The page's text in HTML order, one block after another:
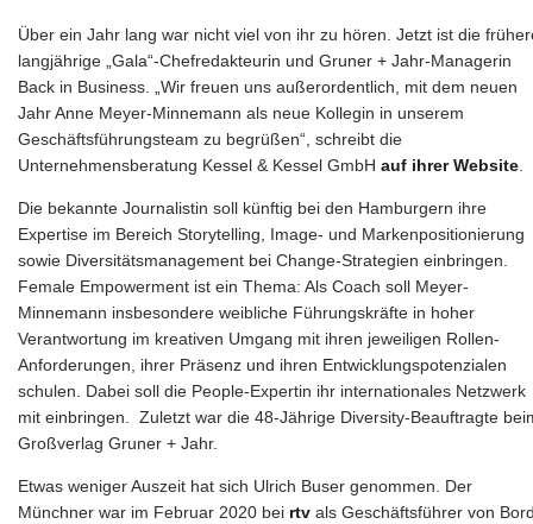
Über ein Jahr lang war nicht viel von ihr zu hören. Jetzt ist die
langjährige „Gala“-Chefredakteurin und Gruner + Jahr-Managerin
Back in Business. „Wir freuen uns außerordentlich, mit dem neuen
Jahr Anne Meyer-Minnemann als neue Kollegin in unserem
Geschäftsführungsteam zu begrüßen“, schreibt die
Unternehmensberatung Kessel & Kessel GmbH auf ihrer Website.
Die bekannte Journalistin soll künftig bei den Hamburgern ihre
Expertise im Bereich Storytelling, Image- und Markenpositionierung
sowie Diversitätsmanagement bei Change-Strategien einbringen.
Female Empowerment ist ein Thema: Als Coach soll Meyer-
Minnemann insbesondere weibliche Führungskräfte in hoher
Verantwortung im kreativen Umgang mit ihren jeweiligen Rollen-
Anforderungen, ihrer Präsenz und ihren Entwicklungspotenzialen
schulen. Dabei soll die People-Expertin ihr internationales Netzwerk
mit einbringen. Zuletzt war die 48-Jährige Diversity-Beauftragte
Großverlag Gruner + Jahr.
Etwas weniger Auszeit hat sich Ulrich Buser genommen. Der
Münchner war im Februar 2020 bei rtv als Geschäftsführer von